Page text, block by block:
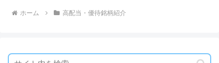
ホーム 高配当・優待銘柄紹介